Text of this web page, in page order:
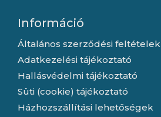
Információ
Általános szerződési feltételek
Adatkezelési tájékoztató
Hallásvédelmi tájékoztató
Süti (cookie) tájékoztató
Házhozszállítási lehetőségek